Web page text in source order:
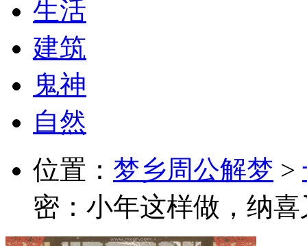
生活
建筑
鬼神
自然
位置： 梦乡周公解梦 >
密：小年这样做，纳